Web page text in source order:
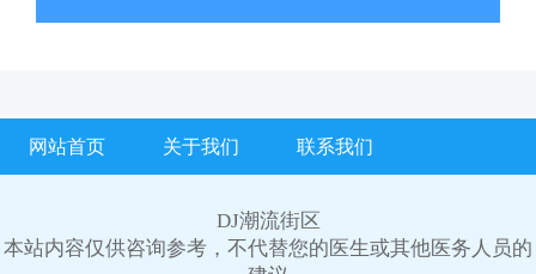
网站首页 关于我们 联系我们
DJ潮流街区
本站内容仅供咨询参考，不代替您的医生或其他医务人员的